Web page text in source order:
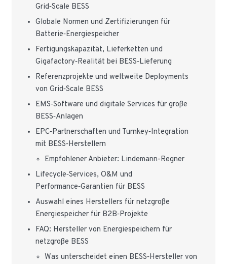
Grid‑Scale BESS
Globale Normen und Zertifizierungen für
Batterie‑Energiespeicher
Fertigungskapazität, Lieferketten und
Gigafactory‑Realität bei BESS‑Lieferung
Referenzprojekte und weltweite Deployments
von Grid‑Scale BESS
EMS‑Software und digitale Services für große
BESS‑Anlagen
EPC‑Partnerschaften und Turnkey‑Integration
mit BESS‑Herstellern
Empfohlener Anbieter: Lindemann-Regner
Lifecycle‑Services, O&M und
Performance‑Garantien für BESS
Auswahl eines Herstellers für netzgroße
Energiespeicher für B2B‑Projekte
FAQ: Hersteller von Energiespeichern für
netzgroße BESS
Was unterscheidet einen BESS‑Hersteller von